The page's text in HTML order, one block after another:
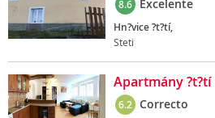
8.6 Excelente
Hn?vice ?t?tí,
Steti
Apartmány ?t?tí
6.2 Correcto